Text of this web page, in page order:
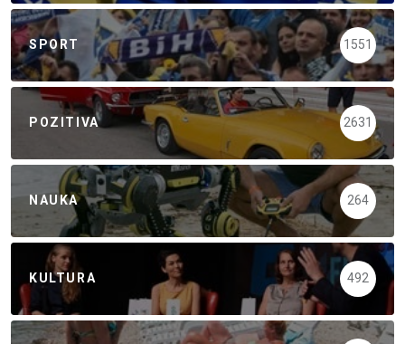
SPORT 1551
POZITIVA 2631
NAUKA 264
KULTURA 492